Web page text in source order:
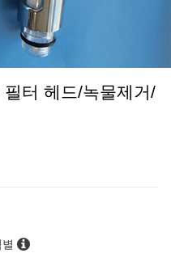
터 헤드/녹물제거/